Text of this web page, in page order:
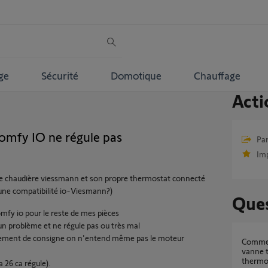
Sécurité Domotique Chauffage
IO ne régule pas
chaudière viessmann et son propre thermostat connecté
compatibilité io-Viesmann?)
io pour le reste de mes pièces
problème et ne régule pas ou très mal
de consigne on n'entend même pas le moteur
ca régule).
Comment chauffer une chambre avec une
vanne